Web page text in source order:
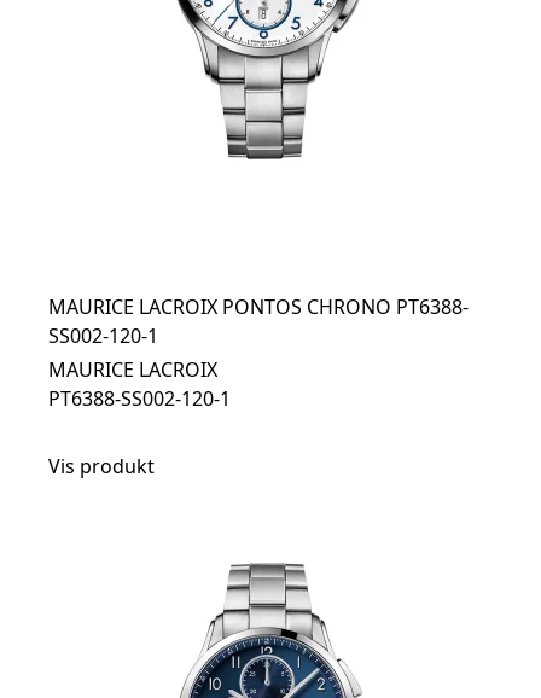
MAURICE LACROIX PONTOS CHRONO PT6388-
SS002-120-1
MAURICE LACROIX
PT6388-SS002-120-1
Vis produkt